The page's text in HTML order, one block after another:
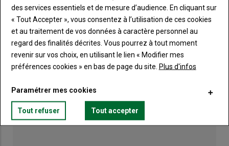
des services essentiels et de mesure d’audience. En cliquant sur
« Tout Accepter », vous consentez à l’utilisation de ces cookies
et au traitement de vos données à caractère personnel au
regard des finalités décrites. Vous pourrez à tout moment
revenir sur vos choix, en utilisant le lien « Modifier mes
préférences cookies » en bas de page du site. Plus d'infos
Paramétrer mes cookies
Tout refuser Tout accepter